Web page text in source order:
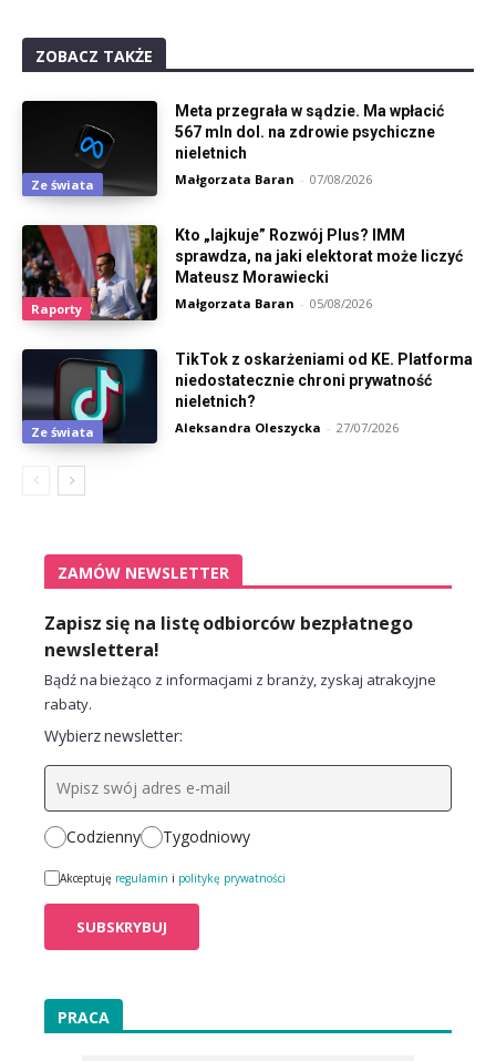
ZOBACZ TAKŻE
Ze świata
Meta przegrała w sądzie. Ma wpłacić
567 mln dol. na zdrowie psychiczne
nieletnich
Małgorzata Baran - 07/08/2026
Raporty
Kto „lajkuje” Rozwój Plus? IMM
sprawdza, na jaki elektorat może liczyć
Mateusz Morawiecki
Małgorzata Baran - 05/08/2026
Ze świata
TikTok z oskarżeniami od KE. Platforma
niedostatecznie chroni prywatność
nieletnich?
Aleksandra Oleszycka - 27/07/2026
ZAMÓW NEWSLETTER
Zapisz się na listę odbiorców bezpłatnego
newslettera!
Bądź na bieżąco z informacjami z branży, zyskaj atrakcyjne
rabaty.
Wybierz newsletter:
Codzienny Tygodniowy
Akceptuję regulamin i politykę prywatności
PRACA